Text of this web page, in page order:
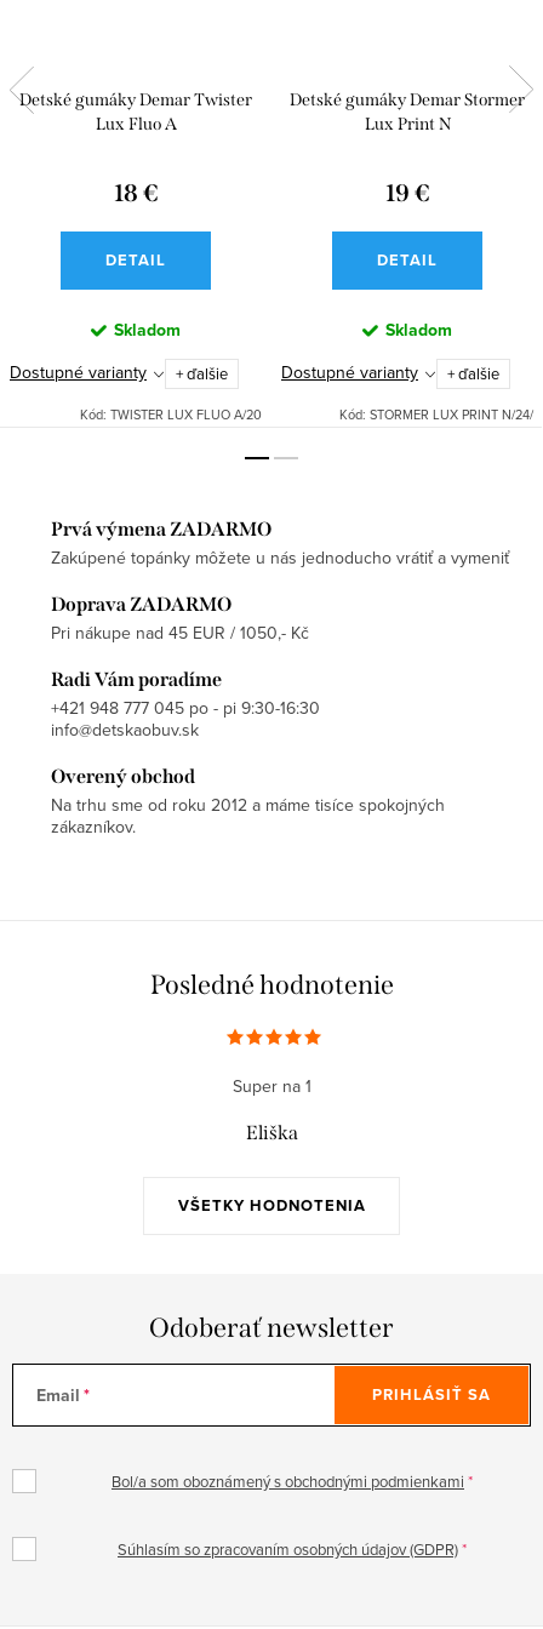
Detské gumáky Demar Twister
Lux Fluo A
18 €
DETAIL
Skladom
Dostupné varianty
+ ďalšie
Kód: TWISTER LUX FLUO A/20
Detské gumáky Demar Stormer
Lux Print N
19 €
DETAIL
Skladom
Dostupné varianty
+ ďalšie
Kód: STORMER LUX PRINT N/24/
Prvá výmena ZADARMO
Zakúpené topánky môžete u nás jednoducho vrátiť a vymeniť
Doprava ZADARMO
Pri nákupe nad 45 EUR / 1050,- Kč
Radi Vám poradíme
+421 948 777 045 po - pi 9:30-16:30
info@detskaobuv.sk
Overený obchod
Na trhu sme od roku 2012 a máme tisíce spokojných
zákazníkov.
Posledné hodnotenie
VŠETKY HODNOTENIA
Super na 1
Eliška
Odoberať newsletter
Email
Bol/a som oboznámený s obchodnými podmienkami
Súhlasím so zpracovaním osobných údajov (GDPR)
PRIHLÁSIŤ SA